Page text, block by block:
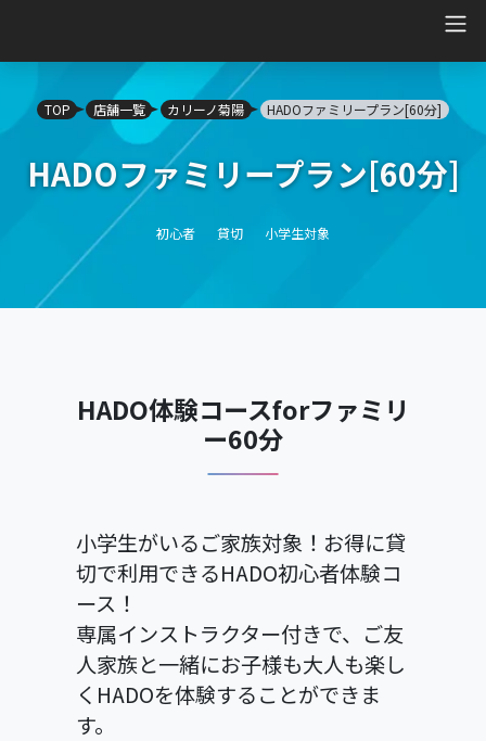
TOP 店舗一覧 カリーノ菊陽 HADOファミリープラン[60分]
HADOファミリープラン[60分]
初心者 貸切 小学生対象
HADO体験コースforファミリ
ー60分
小学生がいるご家族対象！お得に貸
切で利用できるHADO初心者体験コ
ース！
専属インストラクター付きで、ご友
人家族と一緒にお子様も大人も楽し
くHADOを体験することができま
す。